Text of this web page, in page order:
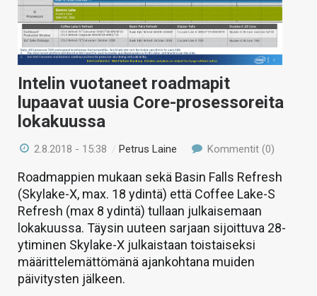
Intelin vuotaneet roadmapit
lupaavat uusia Core-prosessoreita
lokakuussa
2.8.2018 - 15:38 / Petrus Laine Kommentit (0)
Roadmappien mukaan sekä Basin Falls Refresh
(Skylake-X, max. 18 ydintä) että Coffee Lake-S
Refresh (max 8 ydintä) tullaan julkaisemaan
lokakuussa. Täysin uuteen sarjaan sijoittuva 28-
ytiminen Skylake-X julkaistaan toistaiseksi
määrittelemättömänä ajankohtana muiden
päivitysten jälkeen.